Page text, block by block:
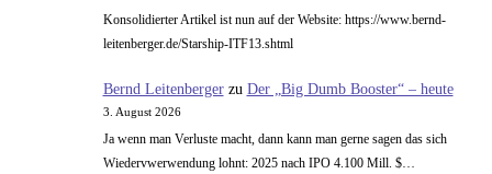
Konsolidierter Artikel ist nun auf der Website: https://www.bernd-
leitenberger.de/Starship-ITF13.shtml
Bernd Leitenbergerzu Der „Big Dumb Booster“ – heute
3. August 2026
Ja wenn man Verluste macht, dann kann man gerne sagen das sich
Wiedervwerwendung lohnt: 2025 nach IPO 4.100 Mill. $…